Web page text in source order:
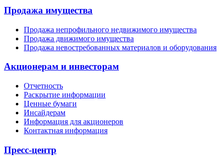
Продажа имущества
Продажа непрофильного недвижимого имущества
Продажа движимого имущества
Продажа невостребованных материалов и оборудования
Акционерам и инвесторам
Отчетность
Раскрытие информации
Ценные бумаги
Инсайдерам
Информация для акционеров
Контактная информация
Пресс-центр